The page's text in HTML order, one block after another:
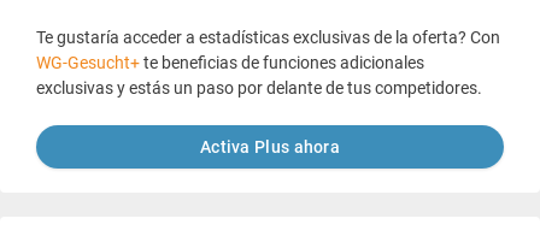
Te gustaría acceder a estadísticas exclusivas de la oferta? Con
WG-Gesucht+te beneficias de funciones adicionales
exclusivas y estás un paso por delante de tus competidores.
Activa Plus ahora